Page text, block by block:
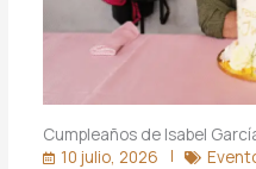
Cumpleaños de Isabel
10 julio, 2026